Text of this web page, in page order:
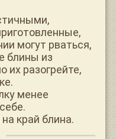
могут рваться,
блины из
их разогрейте,
менее
край блина.